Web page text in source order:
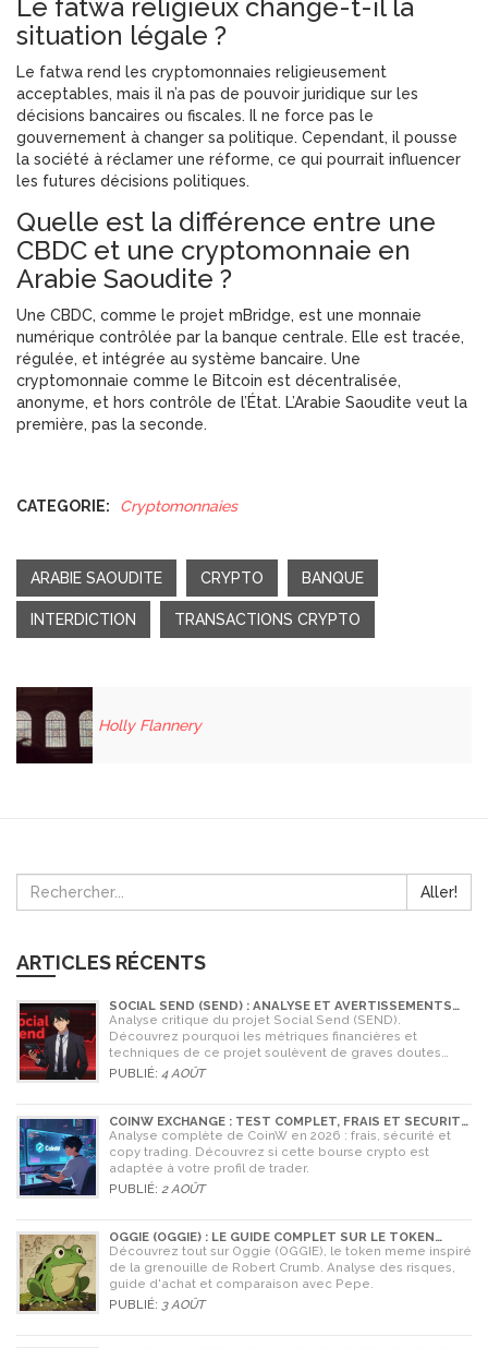
Le fatwa religieux change-t-il la
situation légale ?
Le fatwa rend les cryptomonnaies religieusement
acceptables, mais il n’a pas de pouvoir juridique sur les
décisions bancaires ou fiscales. Il ne force pas le
gouvernement à changer sa politique. Cependant, il pousse
la société à réclamer une réforme, ce qui pourrait influencer
les futures décisions politiques.
Quelle est la différence entre une
CBDC et une cryptomonnaie en
Arabie Saoudite ?
Une CBDC, comme le projet mBridge, est une monnaie
numérique contrôlée par la banque centrale. Elle est tracée,
régulée, et intégrée au système bancaire. Une
cryptomonnaie comme le Bitcoin est décentralisée,
anonyme, et hors contrôle de l’État. L’Arabie Saoudite veut la
première, pas la seconde.
CATEGORIE: Cryptomonnaies
ARABIE SAOUDITE CRYPTO BANQUE
INTERDICTION TRANSACTIONS CRYPTO
Holly Flannery
Aller!
ARTICLES RÉCENTS
SOCIAL SEND (SEND) : ANALYSE ET AVERTISSEMENTS
CRITIQUES POUR 2026
Analyse critique du projet Social Send (SEND).
Découvrez pourquoi les métriques financières et
techniques de ce projet soulèvent de graves doutes
quant à sa légitimité en 2026.
PUBLIÉ: 4 AOÛT
COINW EXCHANGE : TEST COMPLET, FRAIS ET SÉCURITÉ
EN 2026
Analyse complète de CoinW en 2026 : frais, sécurité et
copy trading. Découvrez si cette bourse crypto est
adaptée à votre profil de trader.
PUBLIÉ: 2 AOÛT
OGGIE (OGGIE) : LE GUIDE COMPLET SUR LE TOKEN
MEME DE LA GRENOUILLE
Découvrez tout sur Oggie (OGGIE), le token meme inspiré
de la grenouille de Robert Crumb. Analyse des risques,
guide d'achat et comparaison avec Pepe.
PUBLIÉ: 3 AOÛT